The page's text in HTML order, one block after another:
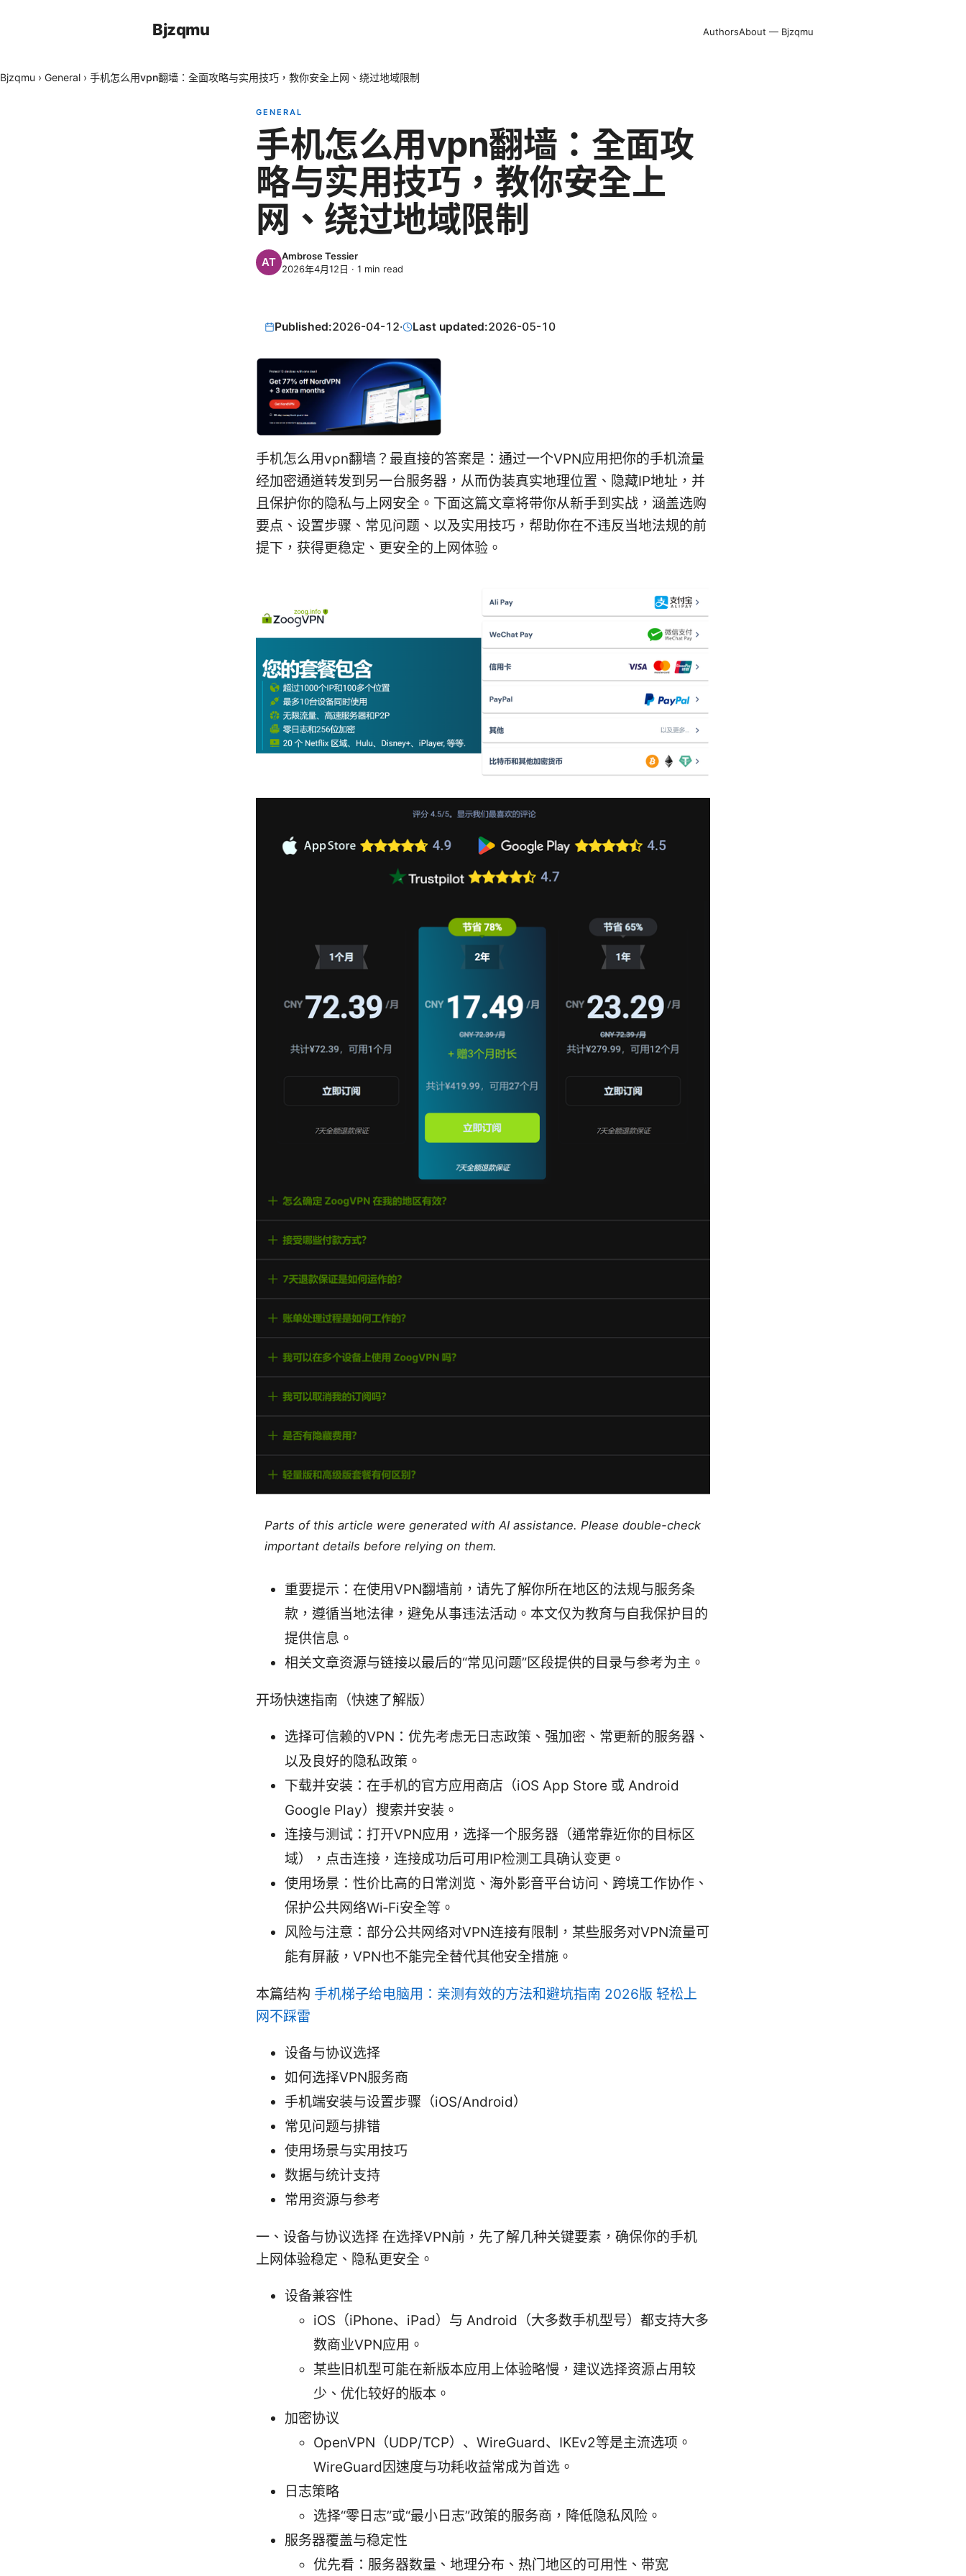
Bjzqmu AuthorsAbout — Bjzqmu
Bjzqmu › General › 手机怎么用vpn翻墙：全面攻略与实用技巧，教你安全上网、绕过地域限制
GENERAL
手机怎么用vpn翻墙：全面攻
略与实用技巧，教你安全上
网、绕过地域限制
Ambrose Tessier
2026年4月12日 · 1 min read
Published:2026-04-12· Last updated:2026-05-10
手机怎么用vpn翻墙？最直接的答案是：通过一个VPN应用把你的手机流量
经加密通道转发到另一台服务器，从而伪装真实地理位置、隐藏IP地址，并
且保护你的隐私与上网安全。下面这篇文章将带你从新手到实战，涵盖选购
要点、设置步骤、常见问题、以及实用技巧，帮助你在不违反当地法规的前
提下，获得更稳定、更安全的上网体验。
Parts of this article were generated with AI assistance. Please double-check
important details before relying on them.
重要提示：在使用VPN翻墙前，请先了解你所在地区的法规与服务条
款，遵循当地法律，避免从事违法活动。本文仅为教育与自我保护目的
提供信息。
相关文章资源与链接以最后的“常见问题”区段提供的目录与参考为主。
开场快速指南（快速了解版）
选择可信赖的VPN：优先考虑无日志政策、强加密、常更新的服务器、
以及良好的隐私政策。
下载并安装：在手机的官方应用商店（iOS App Store 或 Android
Google Play）搜索并安装。
连接与测试：打开VPN应用，选择一个服务器（通常靠近你的目标区
域），点击连接，连接成功后可用IP检测工具确认变更。
使用场景：性价比高的日常浏览、海外影音平台访问、跨境工作协作、
保护公共网络Wi‑Fi安全等。
风险与注意：部分公共网络对VPN连接有限制，某些服务对VPN流量可
能有屏蔽，VPN也不能完全替代其他安全措施。
本篇结构 手机梯子给电脑用：亲测有效的方法和避坑指南 2026版 轻松上
网不踩雷
设备与协议选择
如何选择VPN服务商
手机端安装与设置步骤（iOS/Android）
常见问题与排错
使用场景与实用技巧
数据与统计支持
常用资源与参考
一、设备与协议选择 在选择VPN前，先了解几种关键要素，确保你的手机
上网体验稳定、隐私更安全。
设备兼容性
iOS（iPhone、iPad）与 Android（大多数手机型号）都支持大多
数商业VPN应用。
某些旧机型可能在新版本应用上体验略慢，建议选择资源占用较
少、优化较好的版本。
加密协议
OpenVPN（UDP/TCP）、WireGuard、IKEv2等是主流选项。
WireGuard因速度与功耗收益常成为首选。
日志策略
选择“零日志”或“最小日志”政策的服务商，降低隐私风险。
服务器覆盖与稳定性
优先看：服务器数量、地理分布、热门地区的可用性、带宽